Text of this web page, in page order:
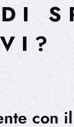
con